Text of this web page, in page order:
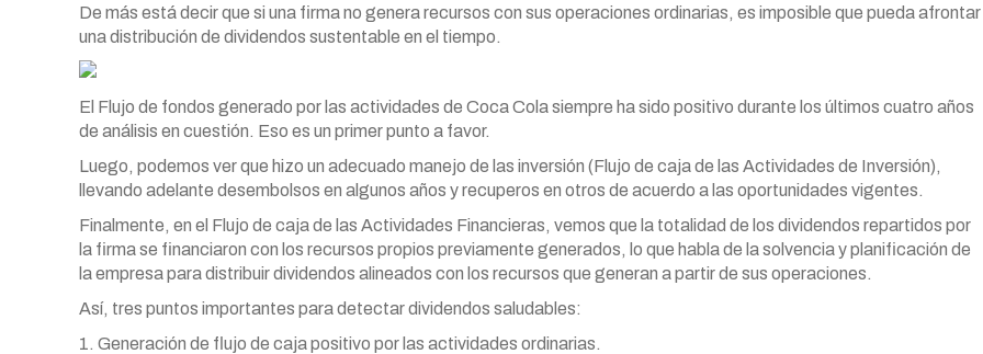
De más está decir que si una firma no genera recursos con sus operaciones ordinarias, es imposible que pueda afrontar
una distribución de dividendos sustentable en el tiempo.
El Flujo de fondos generado por las actividades de Coca Cola siempre ha sido positivo durante los últimos cuatro años
de análisis en cuestión. Eso es un primer punto a favor.
Luego, podemos ver que hizo un adecuado manejo de las inversión (Flujo de caja de las Actividades de Inversión),
llevando adelante desembolsos en algunos años y recuperos en otros de acuerdo a las oportunidades vigentes.
Finalmente, en el Flujo de caja de las Actividades Financieras, vemos que la totalidad de los dividendos repartidos por
la firma se financiaron con los recursos propios previamente generados, lo que habla de la solvencia y planificación de
la empresa para distribuir dividendos alineados con los recursos que generan a partir de sus operaciones.
Así, tres puntos importantes para detectar dividendos saludables:
1. Generación de flujo de caja positivo por las actividades ordinarias.